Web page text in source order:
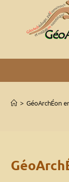
> GéoArchÉon